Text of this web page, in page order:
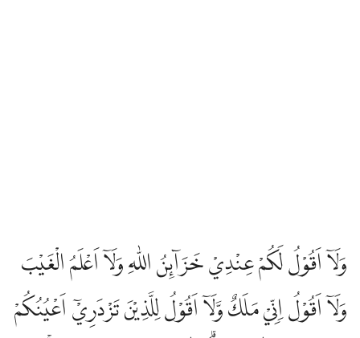
وَلَآ اَقُوْلُ لَكُمْ عِنْدِيْ خَزَاۤىِٕنُ اللّٰهِ وَلَآ اَعْلَمُ الْغَيْبَ
وَلَآ اَقُوْلُ اِنِّيْ مَلَكٌ وَّلَآ اَقُوْلُ لِلَّذِيْنَ تَزْدَرِيْٓ اَعْيُنُكُمْ